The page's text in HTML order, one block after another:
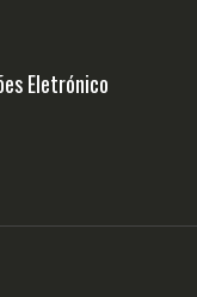
Eletrónico